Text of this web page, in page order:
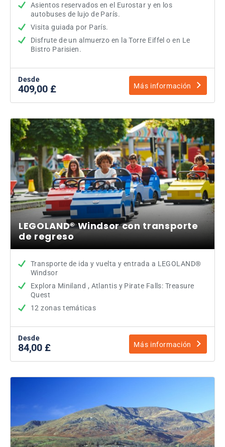
Asientos reservados en el Eurostar y en los
autobuses de lujo de París.
Visita guiada por París.
Disfrute de un almuerzo en la Torre Eiffel o en Le
Bistro Parisien.
Desde
409,00 £ Más información
LEGOLAND® Windsor con transporte
de regreso
Transporte de ida y vuelta y entrada a LEGOLAND®
Windsor
Explora Miniland , Atlantis y Pirate Falls: Treasure
Quest
12 zonas temáticas
Desde
84,00 £ Más información